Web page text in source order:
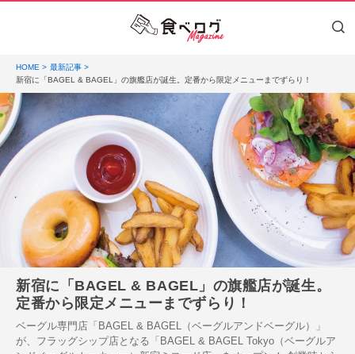
HOME
最新記事
新宿に「BAGEL & BAGEL」の旗艦店が誕生。定番から限定メニューまでずらり！
新宿に「BAGEL & BAGEL」の旗艦店が誕生。
定番から限定メニューまでずらり！
ベーグル専門店「BAGEL & BAGEL（ベーグルアンドベーグル）」
が、フラッグシップ店となる「BAGEL & BAGEL Tokyo（ベーグルア